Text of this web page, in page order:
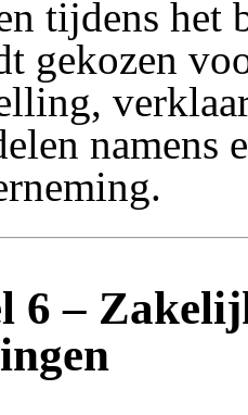
tijdens het
gekozen
namens
6 –